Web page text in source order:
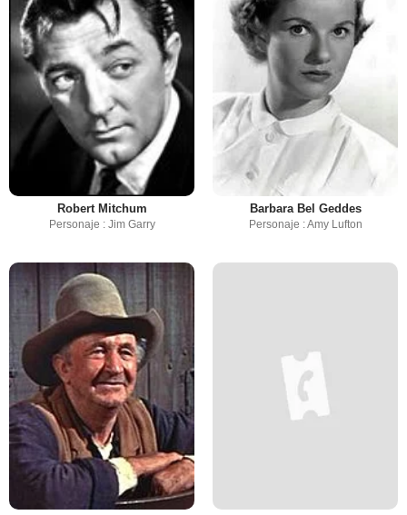
Robert Mitchum
Personaje : Jim Garry
Barbara Bel Geddes
Personaje : Amy Lufton